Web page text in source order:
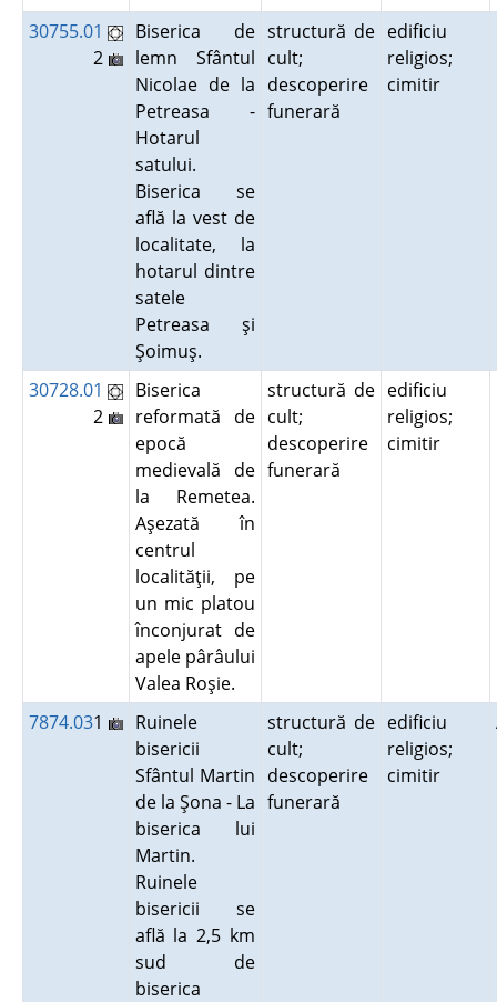
30755.01
2
Biserica de
lemn Sfântul
Nicolae de la
Petreasa -
Hotarul
satului.
Biserica se
află la vest de
localitate, la
hotarul dintre
satele
Petreasa şi
Şoimuş.
structură de
cult;
descoperire
funerară
edificiu
religios;
cimitir
30728.01
2
Biserica
reformată de
epocă
medievală de
la Remetea.
Aşezată în
centrul
localităţii, pe
un mic platou
înconjurat de
apele pârâului
Valea Roşie.
structură de
cult;
descoperire
funerară
edificiu
religios;
cimitir
7874.031
Ruinele
bisericii
Sfântul Martin
de la Şona - La
biserica lui
Martin.
Ruinele
bisericii se
află la 2,5 km
sud de
biserica
structură de
cult;
descoperire
funerară
edificiu
religios;
cimitir